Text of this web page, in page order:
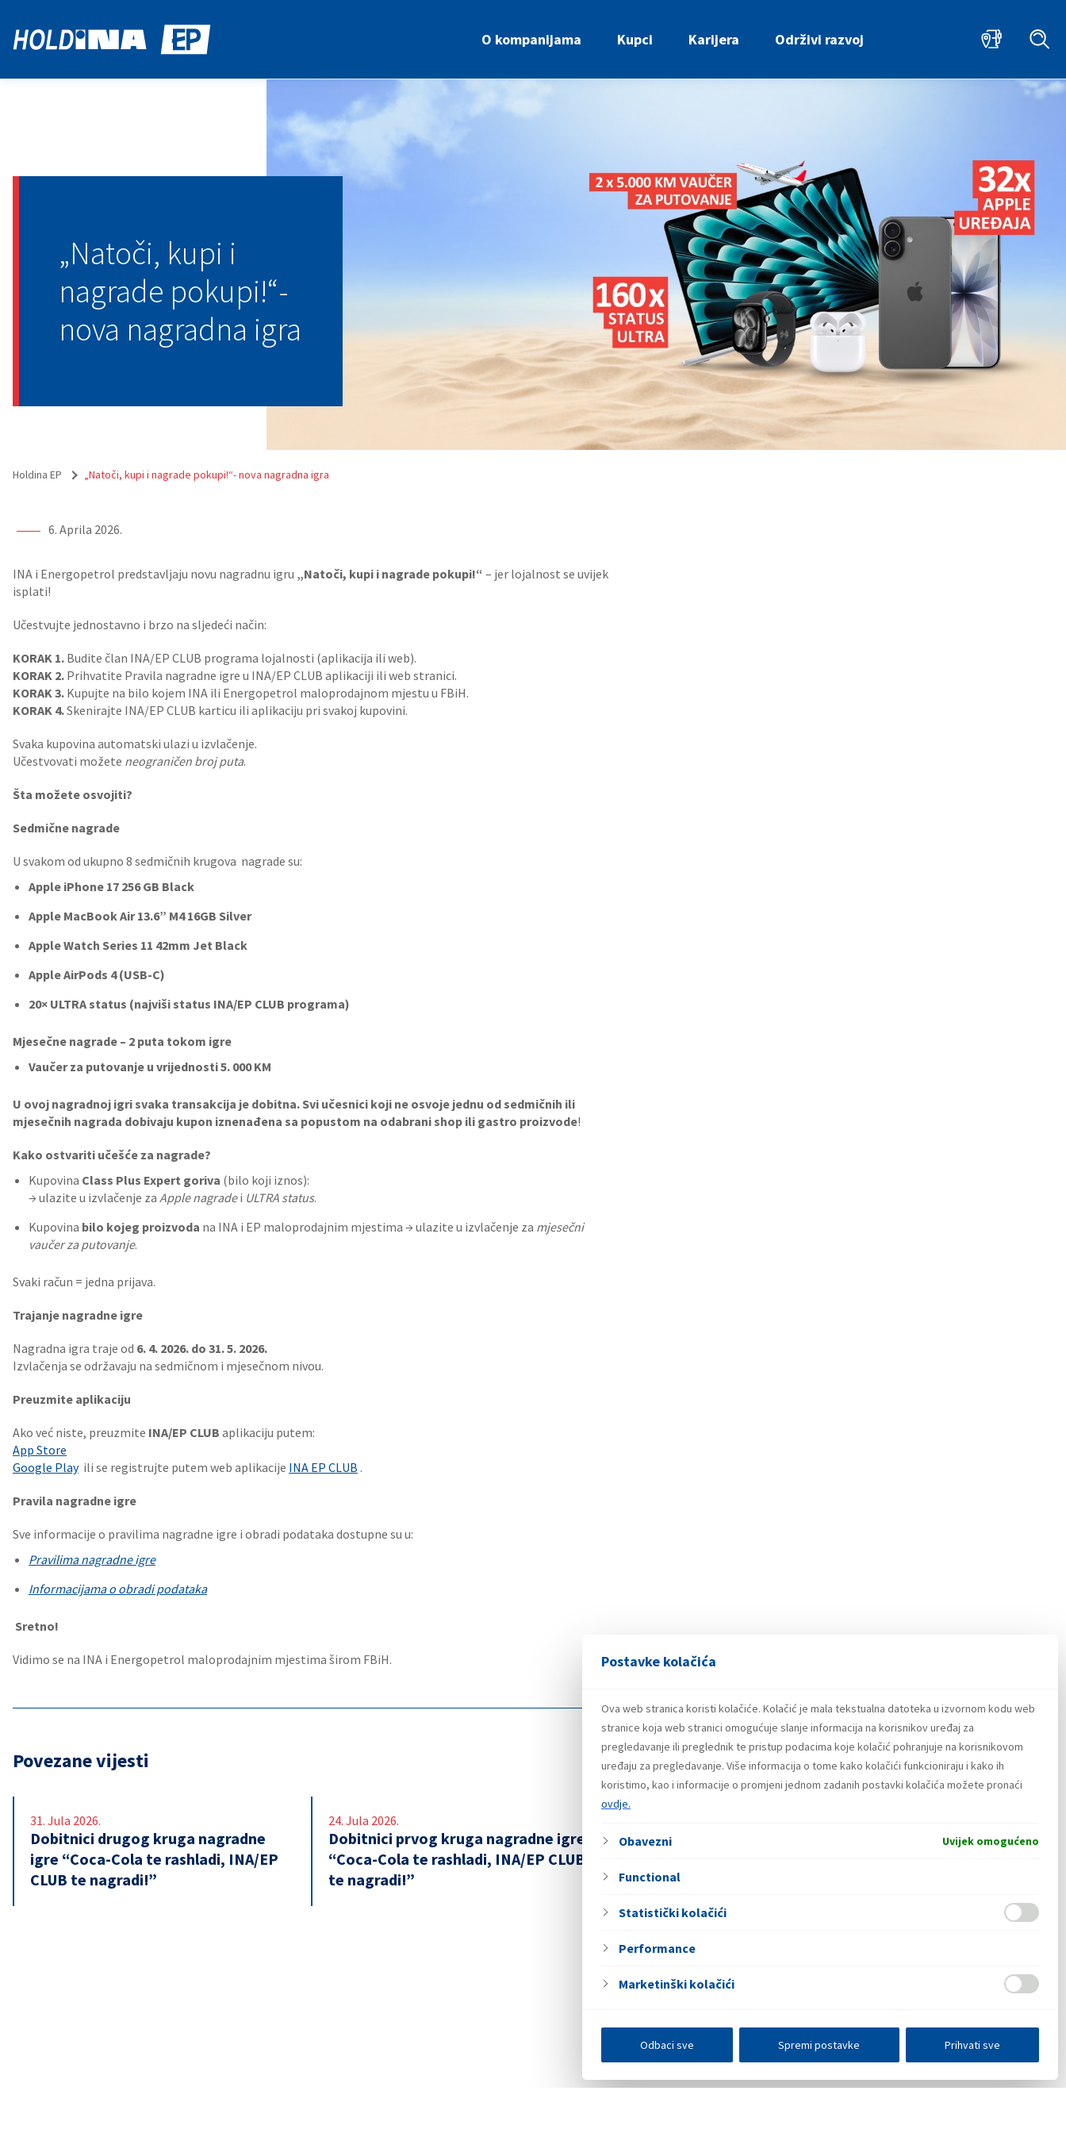
Postavke kolačića
Ova web stranica koristi kolačiće. Kolačić je mala tekstualna datoteka u izvornom kodu web
stranice koja web stranici omogućuje slanje informacija na korisnikov uređaj za
pregledavanje ili preglednik te pristup podacima koje kolačić pohranjuje na korisnikovom
uređaju za pregledavanje. Više informacija o tome kako kolačići funkcioniraju i kako ih
koristimo, kao i informacije o promjeni jednom zadanih postavki kolačića možete pronaći
ovdje.
Obavezni Uvijek omogućeno
Functional
Statistički kolačići
Performance
Marketinški kolačići
Odbaci sve Spremi postavke Prihvati sve
O kompanijama Kupci Karijera Održivi razvoj
„Natoči, kupi i
nagrade pokupi!“-
nova nagradna igra
Holdina EP „Natoči, kupi i nagrade pokupi!“- nova nagradna igra
6. Aprila 2026.
INA i Energopetrol predstavljaju novu nagradnu igru „Natoči, kupi i nagrade pokupi!“ – jer lojalnost se uvijek
isplati!
Učestvujte jednostavno i brzo na sljedeći način:
KORAK 1. Budite član INA/EP CLUB programa lojalnosti (aplikacija ili web).
KORAK 2. Prihvatite Pravila nagradne igre u INA/EP CLUB aplikaciji ili web stranici.
KORAK 3. Kupujte na bilo kojem INA ili Energopetrol maloprodajnom mjestu u FBiH.
KORAK 4.Skenirajte INA/EP CLUB karticu ili aplikaciju pri svakoj kupovini.
Svaka kupovina automatski ulazi u izvlačenje.
Učestvovati možete neograničen broj puta.
Šta možete osvojiti?
Sedmične nagrade
U svakom od ukupno 8 sedmičnih krugova nagrade su:
Apple iPhone 17 256 GB Black
Apple MacBook Air 13.6” M4 16GB Silver
Apple Watch Series 11 42mm Jet Black
Apple AirPods 4 (USB‑C)
20× ULTRA status (najviši status INA/EP CLUB programa)
Mjesečne nagrade – 2 puta tokom igre
Vaučer za putovanje u vrijednosti 5. 000 KM
U ovoj nagradnoj igri svaka transakcija je dobitna. Svi učesnici koji ne osvoje jednu od sedmičnih ili
mjesečnih nagrada dobivaju kupon iznenađena sa popustom na odabrani shop ili gastro proizvode!
Kako ostvariti učešće za nagrade?
Kupovina Class Plus Expert goriva (bilo koji iznos):
→ ulazite u izvlačenje za Apple nagradei ULTRA status.
Kupovina bilo kojeg proizvoda na INA i EP maloprodajnim mjestima → ulazite u izvlačenje za mjesečni
vaučer za putovanje.
Svaki račun = jedna prijava.
Trajanje nagradne igre
Nagradna igra traje od 6. 4. 2026. do 31. 5. 2026.
Izvlačenja se održavaju na sedmičnom i mjesečnom nivou.
Preuzmite aplikaciju
Ako već niste, preuzmite INA/EP CLUB aplikaciju putem:
App Store
Google Playili se registrujte putem web aplikacije INA EP CLUB .
Pravila nagradne igre
Sve informacije o pravilima nagradne igre i obradi podataka dostupne su u:
Pravilima nagradne igre
Informacijama o obradi podataka
Sretno!
Vidimo se na INA i Energopetrol maloprodajnim mjestima širom FBiH.
Povezane vijesti
31. Jula 2026.
Dobitnici drugog kruga nagradne
igre “Coca-Cola te rashladi, INA/EP
CLUB te nagradi!”
24. Jula 2026.
Dobitnici prvog kruga nagradne igre
“Coca-Cola te rashladi, INA/EP CLUB
te nagradi!”